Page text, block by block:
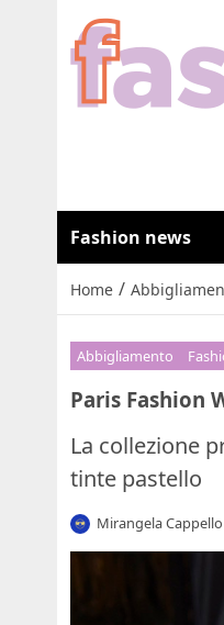
Fashion news
Home /
Abbigliamento
Paris Fashion
La collezione
tinte pastello
Mirangela Cappello